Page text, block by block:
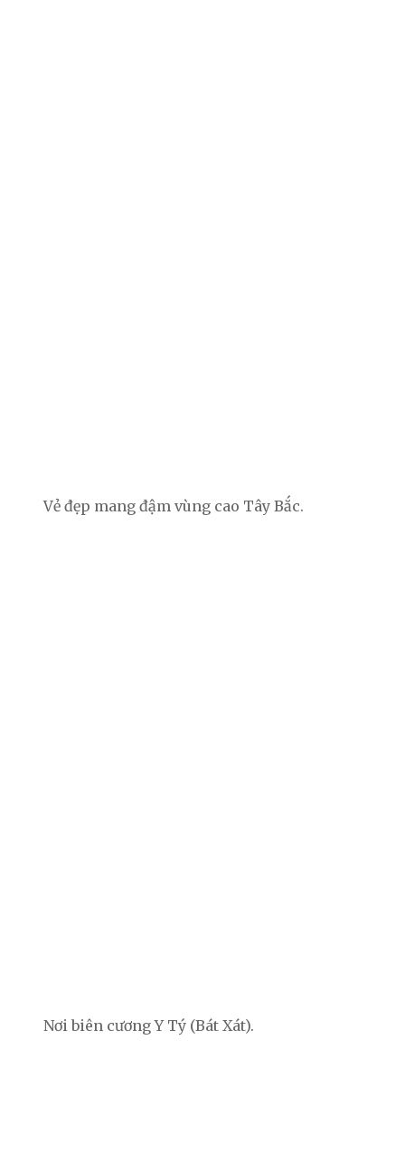
Vẻ đẹp mang đậm vùng cao Tây Bắc.
Nơi biên cương Y Tý (Bát Xát).